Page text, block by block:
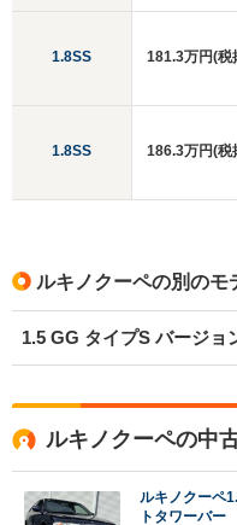
1.8SS
1.8SS
181.3万円(税
186.3万円(税
ルキノクーペの別のモ
1.5 GG タイプS バージョ
ルキノクーペの中
ルキノクー
トタワーバー